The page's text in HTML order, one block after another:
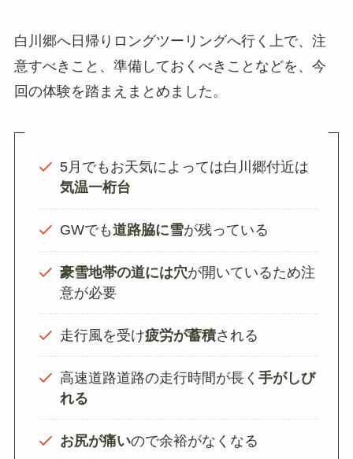
白川郷へ日帰りロングツーリングへ行く上で、注
意すべきこと、準備しておくべきことなどを、今
回の体験を踏まえまとめました。
5月でもお天気によっては白川郷付近は
気温一桁台
GWでも道路脇に雪が残っている
豪雪地帯の道には穴が開いているため注
意が必要
走行風を受け疲労が蓄積される
高速道路道路の走行時間が長く手がしび
れる
お尻が痛いので余裕がなくなる